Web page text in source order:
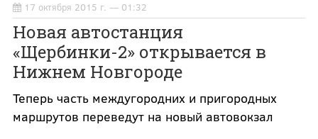
17 октября 2015 г. — 01:32
Новая автостанция
«Щербинки-2» открывается в
Нижнем Новгороде
Теперь часть междугородних и пригородных
маршрутов переведут на новый автовокзал